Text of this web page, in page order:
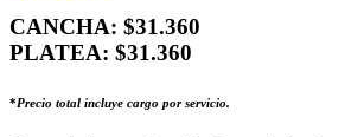
CANCHA: $31.360
PLATEA: $31.360
*Precio total incluye cargo por servicio.